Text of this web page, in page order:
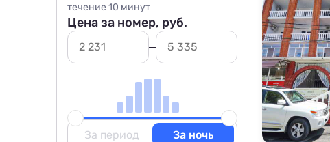
течение 10 минут
Цена за номер, руб.
За период
За ночь